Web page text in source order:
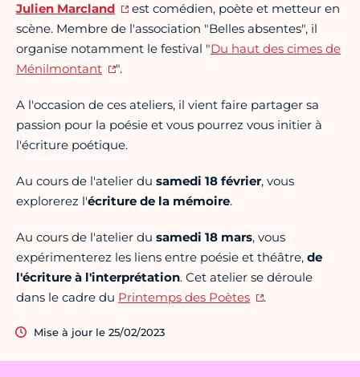
Julien Marcland
est comédien, poète et metteur en
scène. Membre de l'association "Belles absentes", il
organise notamment le festival "Du haut des cimes de
Ménilmontant
".
A l'occasion de ces ateliers, il vient faire partager sa
passion pour la poésie et vous pourrez vous initier à
l'écriture poétique.
Au cours de l'atelier du samedi 18 février, vous
explorerez l'écriture de la mémoire.
Au cours de l'atelier du samedi 18 mars, vous
expérimenterez les liens entre poésie et théâtre, de
l'écriture à l'interprétation. Cet atelier se déroule
dans le cadre du Printemps des Poètes .
Mise à jour le 25/02/2023